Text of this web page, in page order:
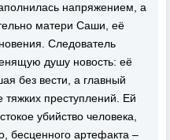
напряжением, а
матери Саши, её
Следователь
душу новость: её
без вести, а главный
преступлений. Ей
убийство человека,
бесценного артефакта –